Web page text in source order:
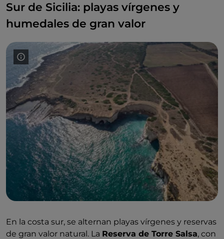
Sur de Sicilia: playas vírgenes y
humedales de gran valor
En la costa sur, se alternan playas vírgenes y reservas
de gran valor natural. La Reserva de Torre Salsa, con